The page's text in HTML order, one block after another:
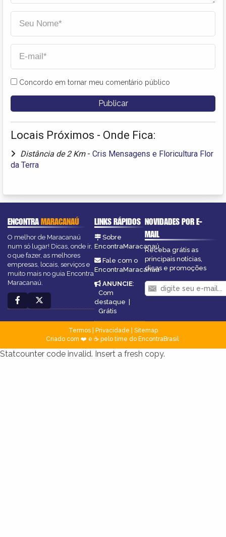
Concordo em tornar meu comentário público
Locais Próximos - Onde Fica:
Distância de 2 Km - Cris Mensagens e Floricultura Flor
da Terra
ENCONTRAMARACANAÚ
O melhor de Maracanaú
num só lugar! Dicas, onde ir,
o que fazer, as melhores
empresas, locais, serviços e
muito mais no guia Encontra
Maracanaú.
LINKS RÁPIDOS
Sobre
EncontraMaracanaú
Fale com o
EncontraMaracanaú
ANUNCIE:
Com
destaque |
Grátis
NOVIDADES POR E-
MAIL
Receba grátis as
principais notícias,
dicas e promoções
Termos| Privacidade
Sitemap
Criado com ❤️ e ☕ pelo time do EncontraBrasil
Statcounter code invalid. Insert a fresh copy.